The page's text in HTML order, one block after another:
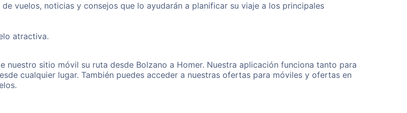
vuelos, noticias y consejos que lo ayudarán a planificar su viaje a los principales
atractiva.
nuestro sitio móvil su ruta desde Bolzano a Homer. Nuestra aplicación funciona tanto para
cualquier lugar. También puedes acceder a nuestras ofertas para móviles y ofertas en